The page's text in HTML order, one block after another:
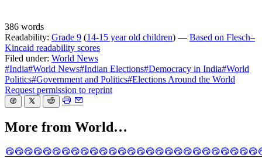
386 words
Readability: Grade 9 (14-15 year old children) — Based on Flesch–
Kincaid readability scores
Filed under: World News
#India#World News#Indian Elections#Democracy in India#World
Politics#Government and Politics#Elections Around the World
Request permission to reprint
More from World…